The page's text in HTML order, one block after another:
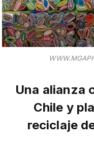
Una alianza
Chile y
reciclaje